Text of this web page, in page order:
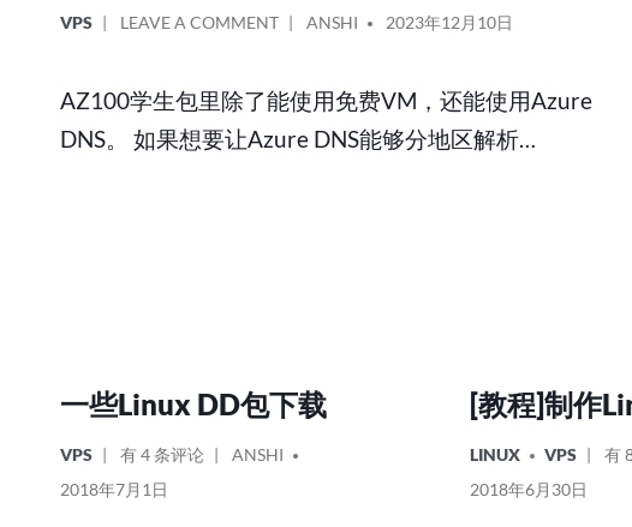
POSTED
VPS LEAVE A COMMENTON
使
用
量
的
方
POSTED
ANSHI 2023年12月10日
AZ100学生包里除了能使用免费VM，还能使用Azure
DNS。 如果想要让Azure DNS能够分地区解析…
一些Linux DD包下载
POSTED
IN
VPS
一
些
有 4 条评论
POSTED
ANSHI
2018年7月1日
[教程]制作
POSTED
IN
LINUX VPS
[教
有
2018年6月30日